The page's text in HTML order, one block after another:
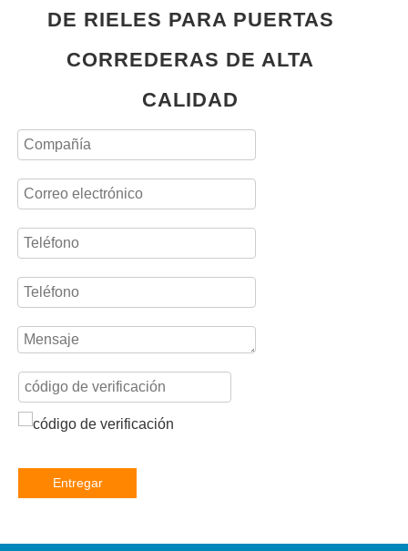
DE RIELES PARA PUERTAS
CORREDERAS DE ALTA
CALIDAD
Entregar